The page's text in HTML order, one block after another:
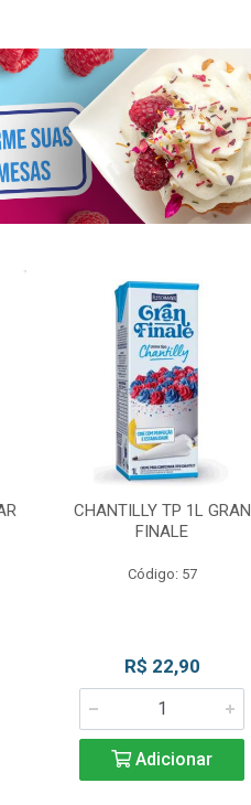
CHANTILLY TP 1L GRAN
FINALE
Código: 57
R$ 22,90
Adicionar